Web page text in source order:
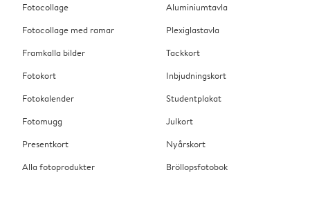
Fotocollage
Fotocollage med ramar
Framkalla bilder
Fotokort
Fotokalender
Fotomugg
Presentkort
Alla fotoprodukter
Aluminiumtavla
Plexiglastavla
Tackkort
Inbjudningskort
Studentplakat
Julkort
Nyårskort
Bröllopsfotobok